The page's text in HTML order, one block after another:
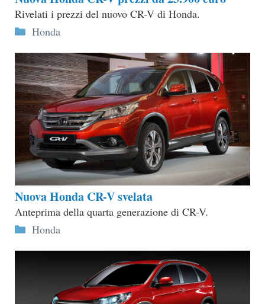
Rivelati i prezzi del nuovo CR-V di Honda.
Categorie
Honda
Nuova Honda CR-V svelata
Anteprima della quarta generazione di CR-V.
Categorie
Honda